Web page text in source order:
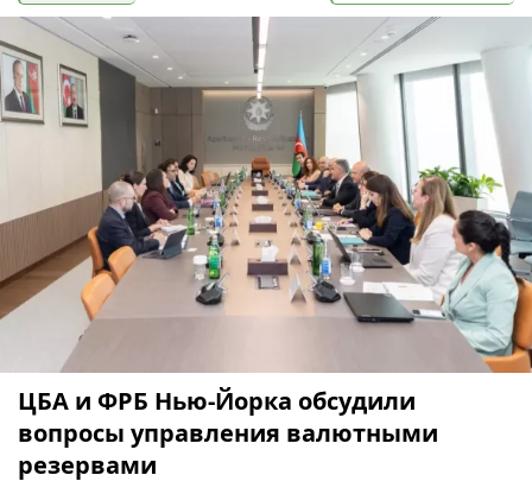
ЦБА и ФРБ Нью-Йорка обсудили
вопросы управления валютными
резервами